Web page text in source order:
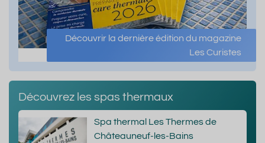
Découvrir la dernière édition du magazine
Les Curistes
Découvrez les spas thermaux
Spa thermal Les Thermes de
Châteauneuf-les-Bains